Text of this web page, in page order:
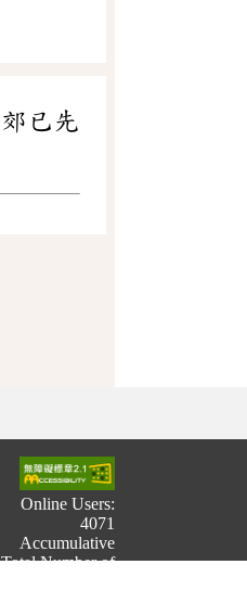
已先
Online Users:
4071
Accumulative
Total Number of